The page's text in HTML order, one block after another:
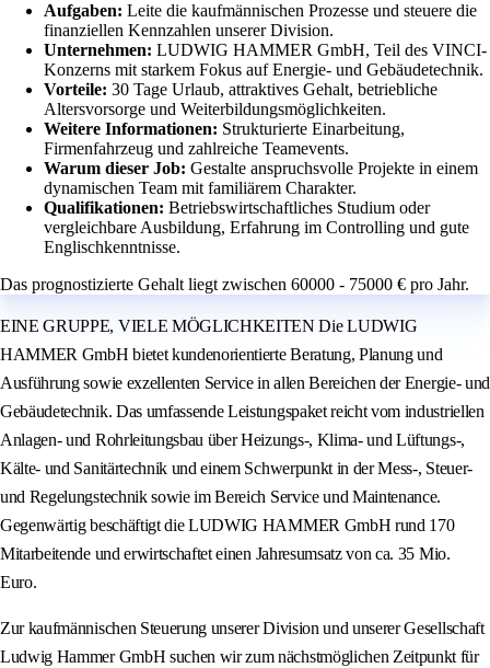
Aufgaben: Leite die kaufmännischen Prozesse und steuere die
finanziellen Kennzahlen unserer Division.
Unternehmen: LUDWIG HAMMER GmbH, Teil des VINCI-
Konzerns mit starkem Fokus auf Energie- und Gebäudetechnik.
Vorteile: 30 Tage Urlaub, attraktives Gehalt, betriebliche
Altersvorsorge und Weiterbildungsmöglichkeiten.
Weitere Informationen: Strukturierte Einarbeitung,
Firmenfahrzeug und zahlreiche Teamevents.
Warum dieser Job: Gestalte anspruchsvolle Projekte in einem
dynamischen Team mit familiärem Charakter.
Qualifikationen: Betriebswirtschaftliches Studium oder
vergleichbare Ausbildung, Erfahrung im Controlling und gute
Englischkenntnisse.
Das prognostizierte Gehalt liegt zwischen 60000 - 75000 € pro Jahr.
EINE GRUPPE, VIELE MÖGLICHKEITEN Die LUDWIG
HAMMER GmbH bietet kundenorientierte Beratung, Planung und
Ausführung sowie exzellenten Service in allen Bereichen der Energie- und
Gebäudetechnik. Das umfassende Leistungspaket reicht vom industriellen
Anlagen- und Rohrleitungsbau über Heizungs-, Klima- und Lüftungs-,
Kälte- und Sanitärtechnik und einem Schwerpunkt in der Mess-, Steuer-
und Regelungstechnik sowie im Bereich Service und Maintenance.
Gegenwärtig beschäftigt die LUDWIG HAMMER GmbH rund 170
Mitarbeitende und erwirtschaftet einen Jahresumsatz von ca. 35 Mio.
Euro.
Zur kaufmännischen Steuerung unserer Division und unserer Gesellschaft
Ludwig Hammer GmbH suchen wir zum nächstmöglichen Zeitpunkt für